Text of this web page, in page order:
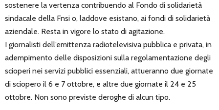
sostenere la vertenza contribuendo al Fondo di solidarietà
sindacale della Fnsi o, laddove esistano, ai fondi di solidarietà
aziendale. Resta in vigore lo stato di agitazione.
I giornalisti dell’emittenza radiotelevisiva pubblica e privata, in
adempimento delle disposizioni sulla regolamentazione degli
scioperi nei servizi pubblici essenziali, attueranno due giornate
di sciopero il 6 e 7 ottobre, e altre due giornate il 24 e 25
ottobre. Non sono previste deroghe di alcun tipo.